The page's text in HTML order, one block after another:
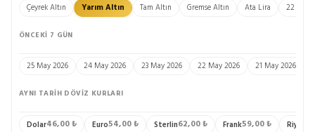
Çeyrek Altın Yarım Altın Tam Altın Gremse Altın Ata Lira 22 Ayar
ÖNCEKI 7 GÜN
25 May 2026 24 May 2026 23 May 2026 22 May 2026 21 May 2026
AYNI TARIH DÖVIZ KURLARI
Dolar46,00 ₺ Euro54,00 ₺ Sterlin62,00 ₺ Frank59,00 ₺ Riyal